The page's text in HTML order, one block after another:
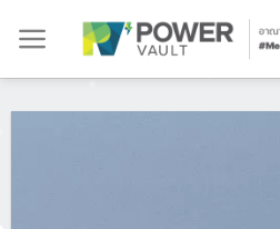
content